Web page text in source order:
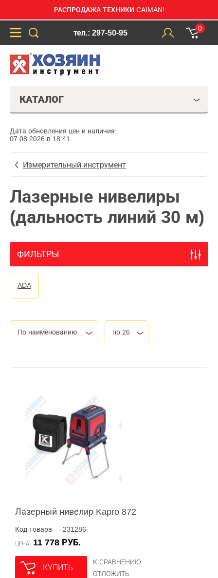
РАСПРОДАЖА ТЕХНИКИ CAIMAN!
тел.: 297-50-95
0
КАТАЛОГ
Дата обновления цен и наличия:
07.08.2026 в 18:41
Измерительный инструмент
Лазерные нивелиры
(дальность линий 30 м)
ФИЛЬТРЫ
ADA
По наименованию по 26
Лазерный нивелир Kapro 872
Код товара — 231286
ЦЕНА 11 778 РУБ.
КУПИТЬ
К СРАВНЕНИЮ
ОТЛОЖИТЬ